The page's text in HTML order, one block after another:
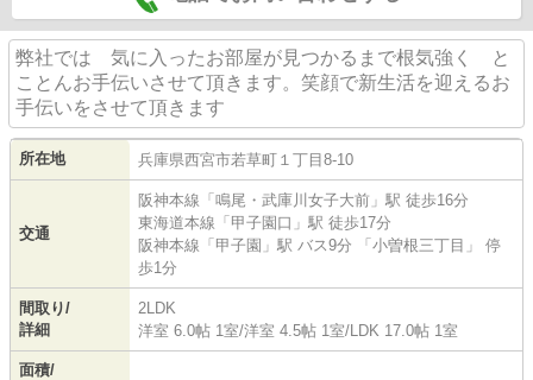
弊社では 気に入ったお部屋が見つかるまで根気強く と
ことんお手伝いさせて頂きます。笑顔で新生活を迎えるお
手伝いをさせて頂きます
所在地 兵庫県西宮市若草町 １丁目8-10
交通
阪神本線 「 鳴尾・武庫川女子大前 」駅 徒歩16分
東海道本線 「 甲子園口 」駅 徒歩17分
阪神本線 「 甲子園 」駅 バス9分 「小曽根三丁目」 停
歩1分
間取り/
詳細
2LDK
洋室 6.0帖 1室/洋室 4.5帖 1室/ LDK 17.0帖 1室
面積/